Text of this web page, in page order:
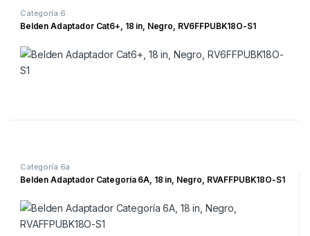
Categoría 6
Belden Adaptador Cat6+, 18 in, Negro, RV6FFPUBK18O-S1
Categoría 6a
Belden Adaptador Categoría 6A, 18 in, Negro, RVAFFPUBK18O-S1